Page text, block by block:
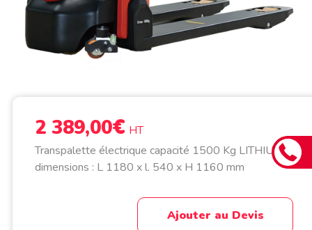
2 389,00€ HT
Transpalette électrique capacité 1500 Kg LITHIUM –
dimensions : L 1180 x l. 540 x H 1160 mm
Ajouter au Devis